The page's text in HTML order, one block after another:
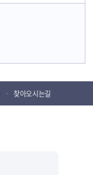
찾아오시는길